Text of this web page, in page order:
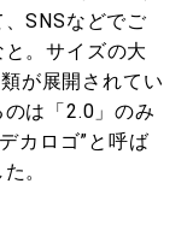
SNSなどでご
。サイズの大
が展開されてい
は「2.0」のみ
カロゴ”と呼ば
。